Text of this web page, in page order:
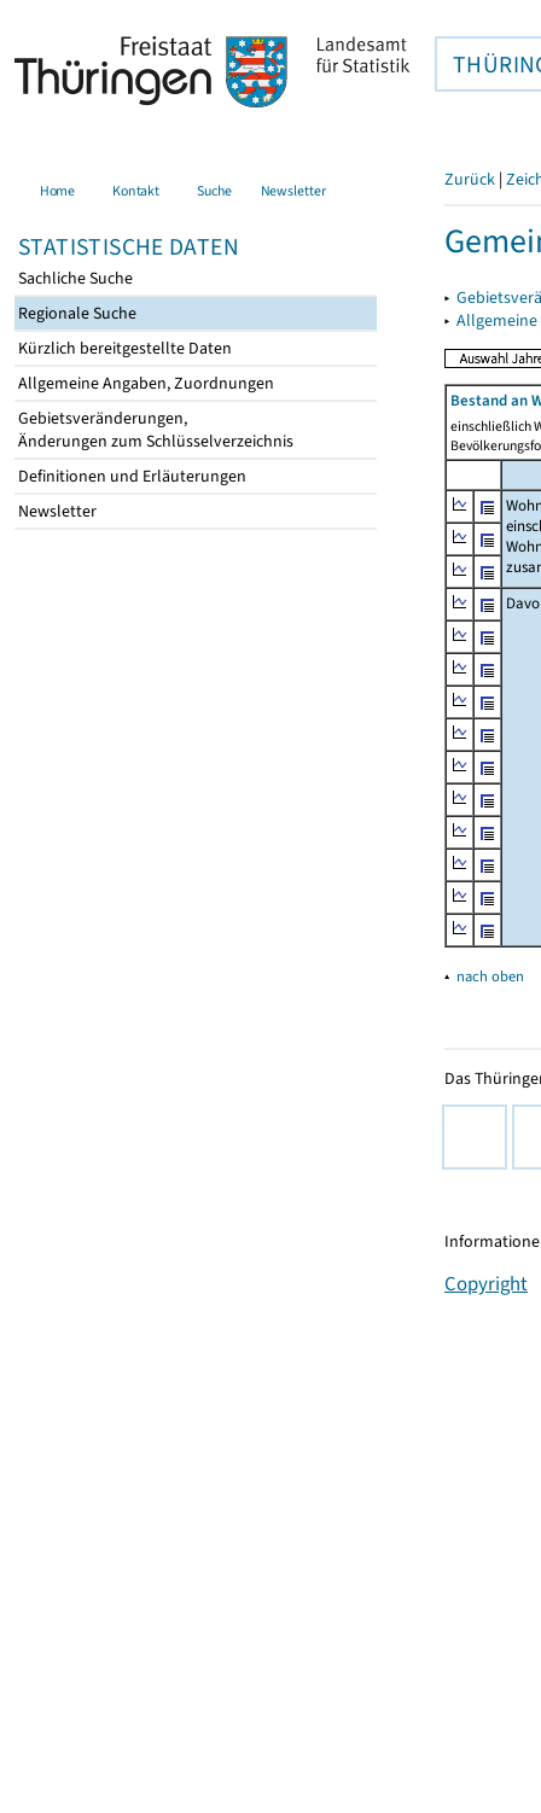
Home Kontakt Suche Newsletter
STATISTISCHE DATEN
Sachliche Suche
Regionale Suche
Kürzlich bereitgestellte Daten
Allgemeine Angaben, Zuordnungen
Gebietsveränderungen,
Änderungen zum Schlüsselverzeichnis
Definitionen und Erläuterungen
Newsletter
Zurück |
▸
▸
Bestand an
einschließlich
▴ nach oben
Das
Copyright